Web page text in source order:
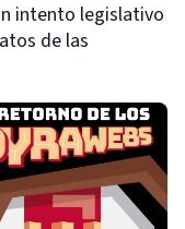
intento legislativo
de las